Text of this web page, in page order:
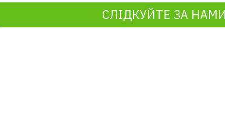
СЛІДКУЙТЕ ЗА